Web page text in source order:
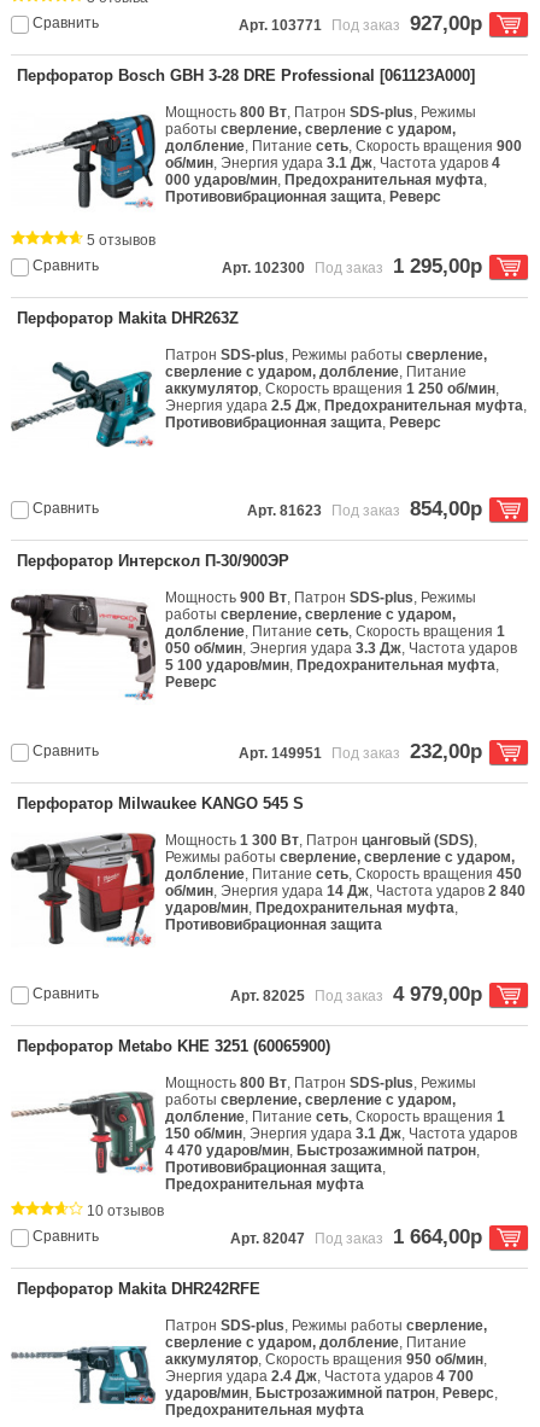
Сравнить
Арт. 103771
Под заказ 927,00р
Перфоратор Bosch GBH 3-28 DRE Professional [061123A000]
Мощность800 Вт, ПатронSDS-plus, Режимы
работысверление, сверление с ударом,
долбление, Питаниесеть, Скорость вращения900
об/мин, Энергия удара3.1 Дж, Частота ударов4
000 ударов/мин, Предохранительная муфта,
Противовибрационная защита, Реверс
Сравнить
5 отзывов
Арт. 102300
Под заказ 1 295,00р
Перфоратор Makita DHR263Z
ПатронSDS-plus, Режимы работысверление,
сверление с ударом, долбление, Питание
аккумулятор, Скорость вращения1 250 об/мин,
Энергия удара2.5 Дж, Предохранительная муфта,
Противовибрационная защита, Реверс
Сравнить Арт. 81623 Под заказ 854,00р
Перфоратор Интерскол П-30/900ЭР
Мощность900 Вт, ПатронSDS-plus, Режимы
работысверление, сверление с ударом,
долбление, Питаниесеть, Скорость вращения1
050 об/мин, Энергия удара3.3 Дж, Частота ударов
5 100 ударов/мин, Предохранительная муфта,
Реверс
Сравнить Арт. 149951 Под заказ 232,00р
Перфоратор Milwaukee KANGO 545 S
Мощность1 300 Вт, Патронцанговый (SDS),
Режимы работысверление, сверление с ударом,
долбление, Питаниесеть, Скорость вращения450
об/мин, Энергия удара14 Дж, Частота ударов2 840
ударов/мин, Предохранительная муфта,
Противовибрационная защита
Сравнить Арт. 82025 Под заказ 4 979,00р
Перфоратор Metabo KHE 3251 (60065900)
Мощность800 Вт, ПатронSDS-plus, Режимы
работысверление, сверление с ударом,
долбление, Питаниесеть, Скорость вращения1
150 об/мин, Энергия удара3.1 Дж, Частота ударов
4 470 ударов/мин, Быстрозажимной патрон,
Противовибрационная защита,
Предохранительная муфта
Сравнить
10 отзывов
Арт. 82047
Под заказ 1 664,00р
Перфоратор Makita DHR242RFE
ПатронSDS-plus, Режимы работысверление,
сверление с ударом, долбление, Питание
аккумулятор, Скорость вращения950 об/мин,
Энергия удара2.4 Дж, Частота ударов4 700
ударов/мин, Быстрозажимной патрон, Реверс,
Предохранительная муфта